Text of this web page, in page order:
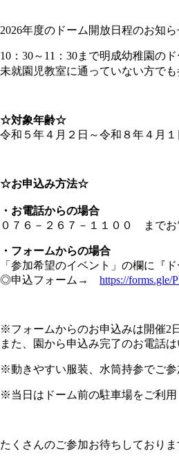
2026年度のドーム開放日程のお知ら
10：30～11：30まで明成幼稚園の
未就園児教室に通っていない方で
☆対象年齢☆
令和５年４月２日～令和８年４月
☆お申込み方法☆
・お電話からの場合
０７６－２６７－１１００ までお
・フォームからの場合
「参加希望のイベント」の欄に『
◎申込フォーム→ https://forms.gle/
※フォームからのお申込みは開催2
また、園から申込み完了のお電話
※動きやすい服装、水筒持参でご参
※当日はドーム前の駐車場をご利用
たくさんのご参加お待ちしておりま